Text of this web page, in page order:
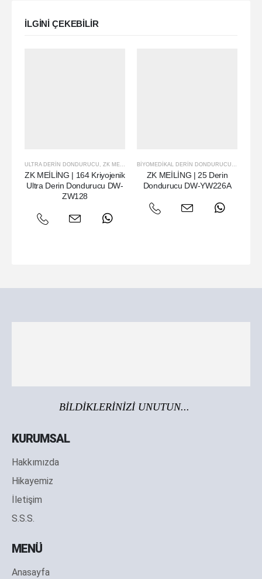
ILGINI ÇEKEBILIR
ULTRA DERIN DONDURUCU , ZK MEILING
ZK MEİLİNG | 164 Kriyojenik
Ultra Derin Dondurucu DW-
ZW128
BIYOMEDIKAL DERIN DONDURUCU
, ZK
ZK MEİLİNG | 25 Derin
Dondurucu DW-YW226A
BİLDİKLERİNİZİ UNUTUN...
KURUMSAL
Hakkımızda
Hikayemiz
İletişim
S.S.S.
MENÜ
Anasayfa